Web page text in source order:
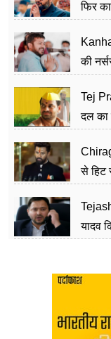
फिर
की
Tej
दल का
से हिट
यादव